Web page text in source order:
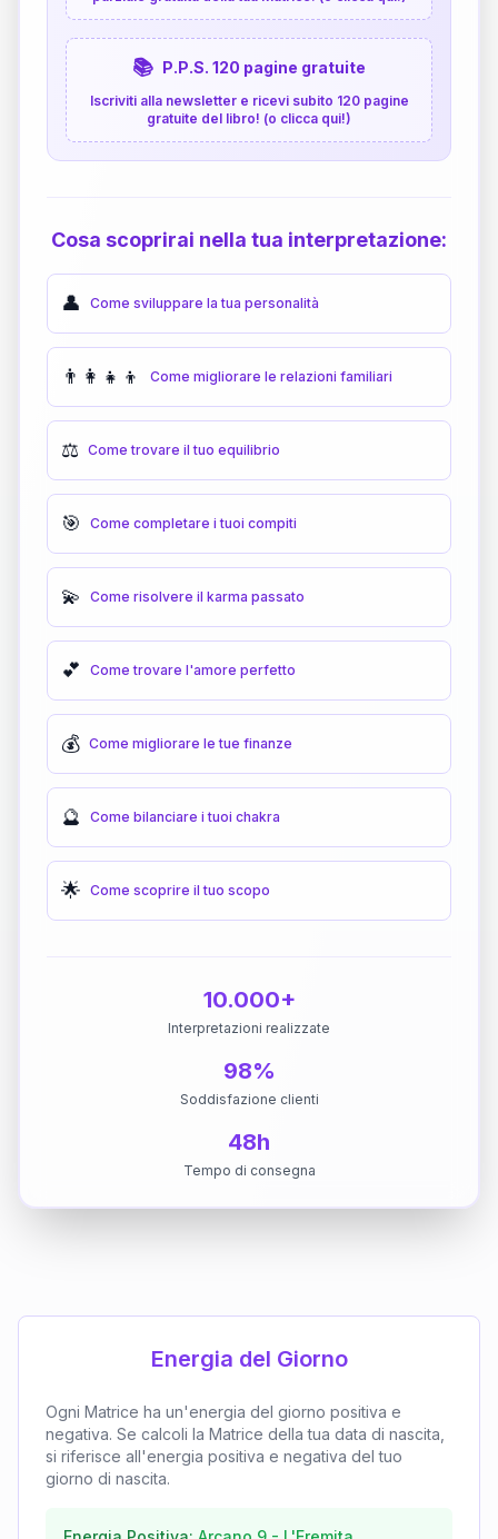
📚 P.P.S. 120 pagine gratuite
Iscriviti alla newsletter e ricevi subito 120 pagine
gratuite del libro! (o clicca qui!)
Cosa scoprirai nella tua interpretazione:
👤 Come sviluppare la tua personalità
👨‍👩‍👧‍👦 Come migliorare le relazioni familiari
⚖️ Come trovare il tuo equilibrio
🎯 Come completare i tuoi compiti
💫 Come risolvere il karma passato
💕 Come trovare l'amore perfetto
💰 Come migliorare le tue finanze
🔮 Come bilanciare i tuoi chakra
🌟 Come scoprire il tuo scopo
10.000+
Interpretazioni realizzate
98%
Soddisfazione clienti
48h
Tempo di consegna
Energia del Giorno
Ogni Matrice ha un'energia del giorno positiva e
negativa. Se calcoli la Matrice della tua data di nascita,
si riferisce all'energia positiva e negativa del tuo
giorno di nascita.